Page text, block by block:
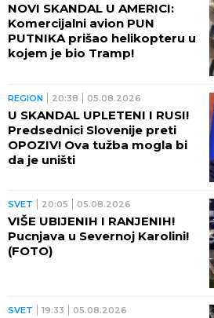
NOVI SKANDAL U AMERICI:
Komercijalni avion PUN
PUTNIKA prišao helikopteru u
kojem je bio Tramp!
REGION 20:38 05.08.2026
U SKANDAL UPLETENI I RUSI!
Predsednici Slovenije preti
OPOZIV! Ova tužba mogla bi
da je uništi
SVET 20:05 05.08.2026
VIŠE UBIJENIH I RANJENIH!
Pucnjava u Severnoj Karolini!
(FOTO)
SVET 19:33 05.08.2026